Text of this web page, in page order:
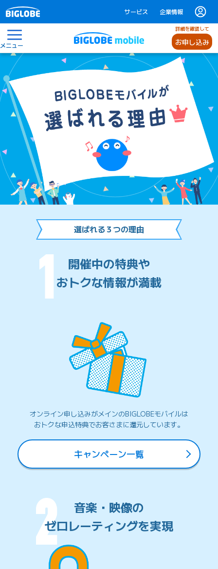
サービス 企業情報
メニュー
詳細を確認して
お申し込み
選ばれる３つの理由
開催中の特典や
おトクな情報が満載
オンライン申し込みがメインのBIGLOBEモバイルは
おトクな申込特典でお客さまに還元しています。
キャンペーン一覧
音楽・映像の
ゼロレーティングを実現